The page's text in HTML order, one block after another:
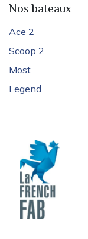
Nos bateaux
Ace 2
Scoop 2
Most
Legend